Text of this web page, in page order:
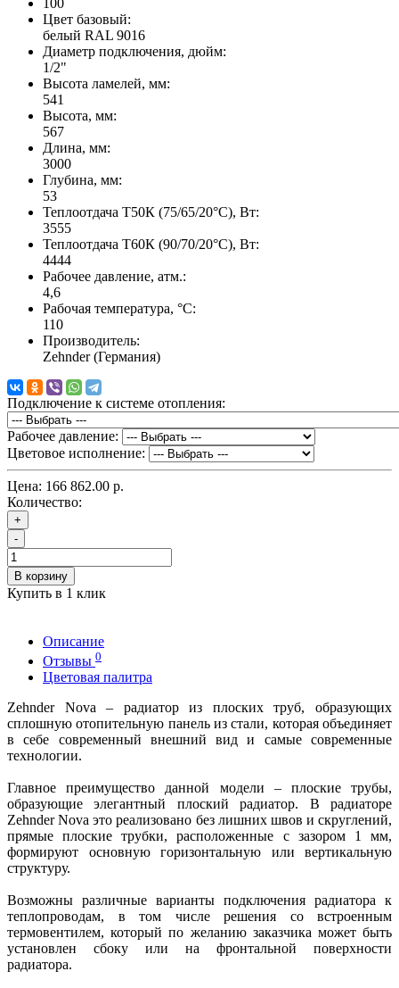
100
Цвет базовый:
белый RAL 9016
Диаметр подключения, дюйм:
1/2"
Высота ламелей, мм:
541
Высота, мм:
567
Длина, мм:
3000
Глубина, мм:
53
Теплоотдача Т50К (75/65/20°C), Вт:
3555
Теплоотдача Т60К (90/70/20°C), Вт:
4444
Рабочее давление, атм.:
4,6
Рабочая температура, °C:
110
Производитель:
Zehnder (Германия)
Подключение к системе отопления:
Рабочее давление:
Цветовое исполнение:
Цена: 166 862.00 р.
Количество:
+
-
В корзину
Купить в 1 клик
Описание
Отзывы 0
Цветовая палитра
Zehnder Nova – радиатор из плоских труб, образующих
сплошную отопительную панель из стали, которая объединяет
в себе современный внешний вид и самые современные
технологии.
Главное преимущество данной модели – плоские трубы,
образующие элегантный плоский радиатор. В радиаторе
Zehnder Nova это реализовано без лишних швов и скруглений,
прямые плоские трубки, расположенные с зазором 1 мм,
формируют основную горизонтальную или вертикальную
структуру.
Возможны различные варианты подключения радиатора к
теплопроводам, в том числе решения со встроенным
термовентилем, который по желанию заказчика может быть
установлен сбоку или на фронтальной поверхности
радиатора.